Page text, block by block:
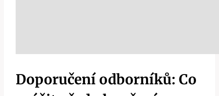
Doporučení odborníků: Co